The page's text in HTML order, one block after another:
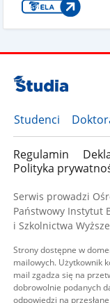
Studenci
Regulamin
Polityka
Serwis prowadzi
Państwowy Instytut
i Szkolnictwa
Strony dostępne w
mailowych. Użytkownik
mail zgadza się na
dobrowolnie podanych
odpowiedzi na